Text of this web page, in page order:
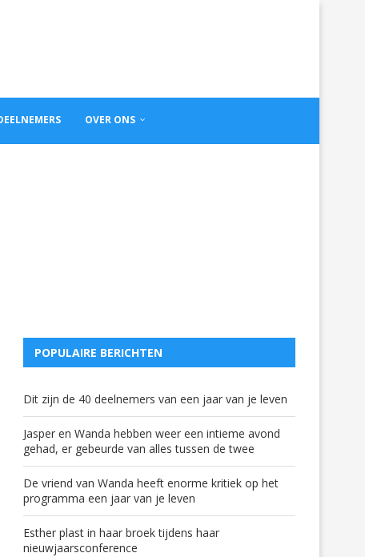
OVER ONS
POPULAIRE BERICHTEN
Dit zijn de 40 deelnemers van een jaar van je leven
Jasper en Wanda hebben weer een intieme avond
gehad, er gebeurde van alles tussen de twee
De vriend van Wanda heeft enorme kritiek op het
programma een jaar van je leven
Esther plast in haar broek tijdens haar
nieuwjaarsconference